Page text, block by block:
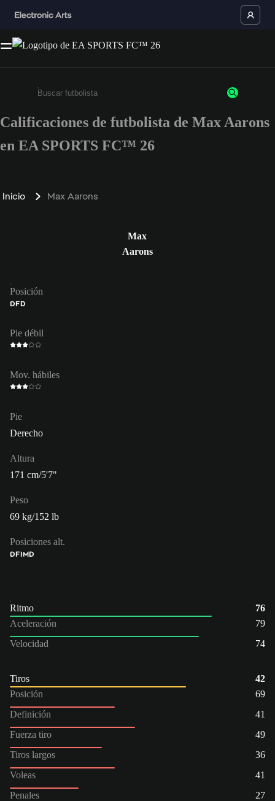
Ingresa un mínimo de 3 caracteres o números
Calificaciones de futbolista de Max Aarons
en EA SPORTS FC™ 26
Inicio Max Aarons
Max
Aarons
Posición
DFD
Pie débil
Mov. hábiles
Pie
Derecho
Altura
171 cm/5'7"
Peso
69 kg/152 lb
Posiciones alt.
DFIMD
Ritmo
76
Aceleración
79
Velocidad
74
Tiros
42
Posición
69
Definición
41
Fuerza tiro
49
Tiros largos
36
Voleas
41
Penales
27